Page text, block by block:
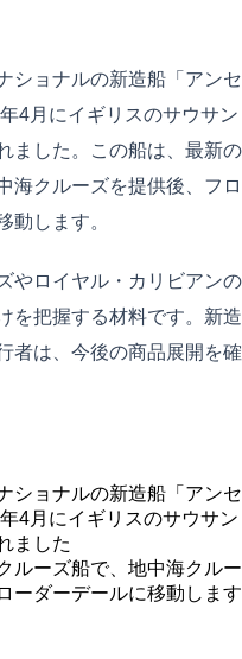
ショナルの新造船「アンセ
4月にイギリスのサウサン
ました。この船は、最新の
海クルーズを提供後、フロ
動します。
やロイヤル・カリビアンの
を把握する材料です。新造
者は、今後の商品展開を確
ショナルの新造船「アンセ
4月にイギリスのサウサン
ました
ルーズ船で、地中海クルー
ーダーデールに移動します